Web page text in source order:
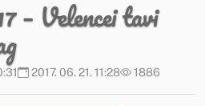
– Velencei tavi
2017. 06. 21. 11:28 1886